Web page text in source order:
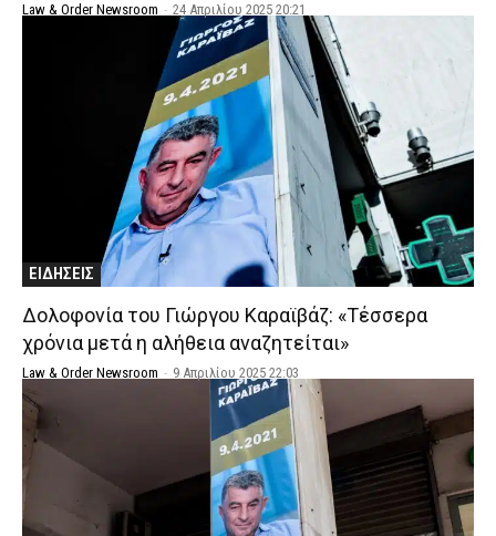
Law & Order Newsroom - 24 Απριλίου 2025 20:21
ΕΙΔΗΣΕΙΣ
Δολοφονία του Γιώργου Καραϊβάζ: «Τέσσερα
χρόνια μετά η αλήθεια αναζητείται»
Law & Order Newsroom - 9 Απριλίου 2025 22:03